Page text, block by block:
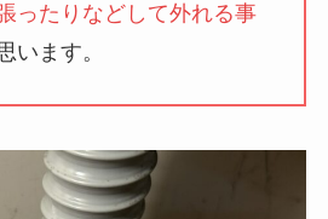
ったりなどして外れる事
います。